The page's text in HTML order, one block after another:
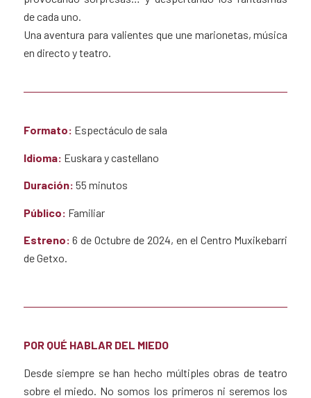
de cada uno.
Una aventura para valientes que une marionetas, música
en directo y teatro.
Formato: Espectáculo de sala
Idioma: Euskara y castellano
Duración: 55 minutos
Público: Familiar
Estreno: 6 de Octubre de 2024, en el Centro Muxikebarri
de Getxo.
POR QUÉ HABLAR DEL MIEDO
Desde siempre se han hecho múltiples obras de teatro
sobre el miedo. No somos los primeros ni seremos los